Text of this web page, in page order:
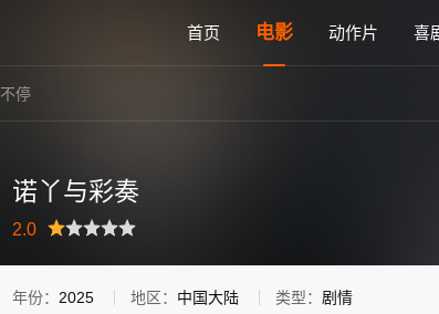
首页 电影 动作片 喜
通话高清电影免费在线观看 - 雅思电影
诺丫与彩奏
2.0
推荐力荐
年份： 2025 地区： 中国大陆 类型： 剧情